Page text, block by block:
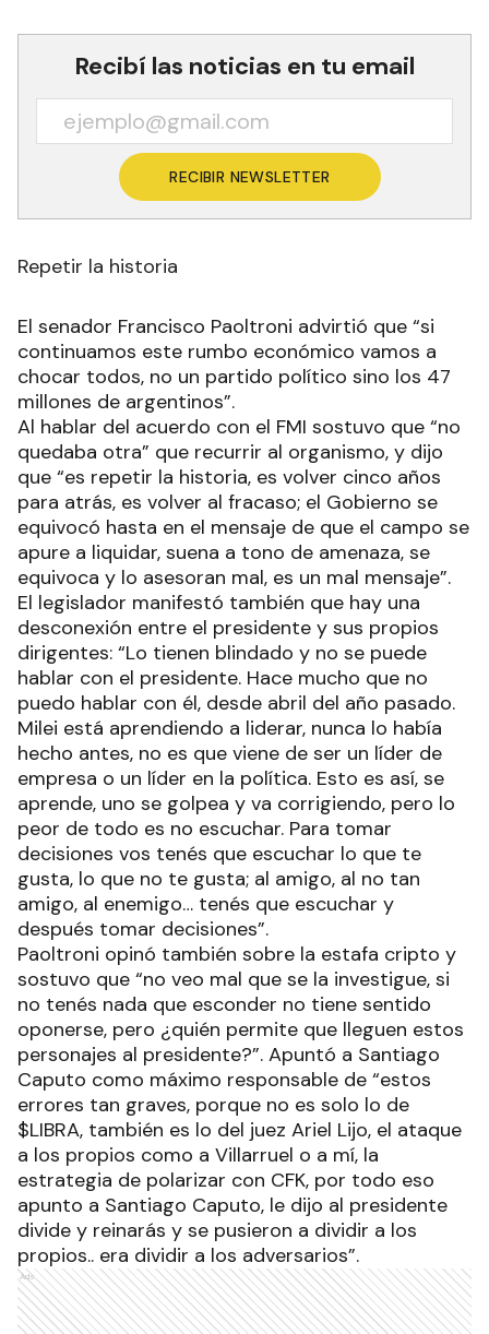
Recibí las noticias en tu email
RECIBIR NEWSLETTER
Repetir la historia
El senador Francisco Paoltroni advirtió que “si
continuamos este rumbo económico vamos a
chocar todos, no un partido político sino los 47
millones de argentinos”.
Al hablar del acuerdo con el FMI sostuvo que “no
quedaba otra” que recurrir al organismo, y dijo
que “es repetir la historia, es volver cinco años
para atrás, es volver al fracaso; el Gobierno se
equivocó hasta en el mensaje de que el campo se
apure a liquidar, suena a tono de amenaza, se
equivoca y lo asesoran mal, es un mal mensaje”.
El legislador manifestó también que hay una
desconexión entre el presidente y sus propios
dirigentes: “Lo tienen blindado y no se puede
hablar con el presidente. Hace mucho que no
puedo hablar con él, desde abril del año pasado.
Milei está aprendiendo a liderar, nunca lo había
hecho antes, no es que viene de ser un líder de
empresa o un líder en la política. Esto es así, se
aprende, uno se golpea y va corrigiendo, pero lo
peor de todo es no escuchar. Para tomar
decisiones vos tenés que escuchar lo que te
gusta, lo que no te gusta; al amigo, al no tan
amigo, al enemigo… tenés que escuchar y
después tomar decisiones”.
Paoltroni opinó también sobre la estafa cripto y
sostuvo que “no veo mal que se la investigue, si
no tenés nada que esconder no tiene sentido
oponerse, pero ¿quién permite que lleguen estos
personajes al presidente?”. Apuntó a Santiago
Caputo como máximo responsable de “estos
errores tan graves, porque no es solo lo de
$LIBRA, también es lo del juez Ariel Lijo, el ataque
a los propios como a Villarruel o a mí, la
estrategia de polarizar con CFK, por todo eso
apunto a Santiago Caputo, le dijo al presidente
divide y reinarás y se pusieron a dividir a los
propios.. era dividir a los adversarios”.
Ads